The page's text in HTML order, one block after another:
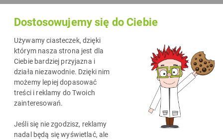
Dostosowujemy się do Ciebie
Używamy ciasteczek, dzięki
którym nasza strona jest dla
Ciebie bardziej przyjazna i
działa niezawodnie. Dzięki nim
możemy lepiej dopasować
treści i reklamy do Twoich
zainteresowań.
Jeśli się nie zgodzisz, reklamy
nadal będą się wyświetlać, ale
hasło„Wrocław – tusze i tonery” ? Bez obaw!U nas możesz
Wrocławiu.Mamy materiały eksploatacyjne do prawie
wszystkich drukarek!